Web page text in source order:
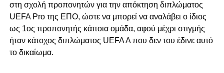
στη σχολή προπονητών για την απόκτηση διπλώματος
UEFA Pro της ΕΠΟ, ώστε να μπορεί να αναλάβει ο ίδιος
ως 1ος προπονητής κάποια ομάδα, αφού μέχρι στιγμής
ήταν κάτοχος διπλώματος UEFA A που δεν του έδινε αυτό
το δικαίωμα.